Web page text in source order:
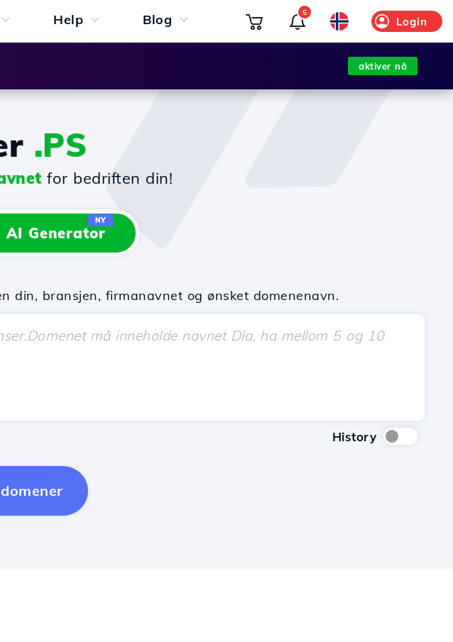
Help Blog Login
5
aktiver nå
.PS
for bedriften din!
AI Generator
NY
din, bransjen, firmanavnet og ønsket domenenavn.
History